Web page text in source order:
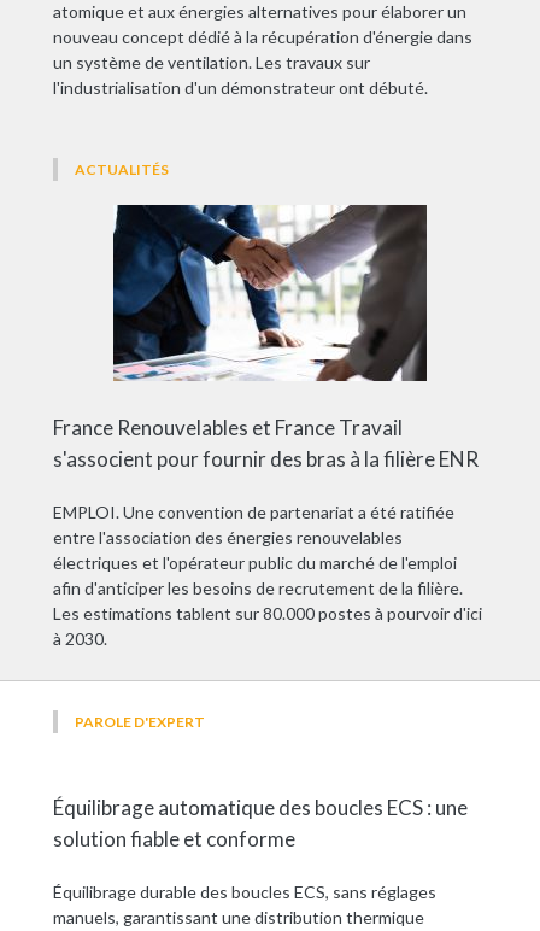
atomique et aux énergies alternatives pour élaborer un
nouveau concept dédié à la récupération d'énergie dans
un système de ventilation. Les travaux sur
l'industrialisation d'un démonstrateur ont débuté.
ACTUALITÉS
France Renouvelables et France Travail
s'associent pour fournir des bras à la filière ENR
EMPLOI. Une convention de partenariat a été ratifiée
entre l'association des énergies renouvelables
électriques et l'opérateur public du marché de l'emploi
afin d'anticiper les besoins de recrutement de la filière.
Les estimations tablent sur 80.000 postes à pourvoir d'ici
à 2030.
PAROLE D'EXPERT
Équilibrage automatique des boucles ECS : une
solution fiable et conforme
Équilibrage durable des boucles ECS, sans réglages
manuels, garantissant une distribution thermique